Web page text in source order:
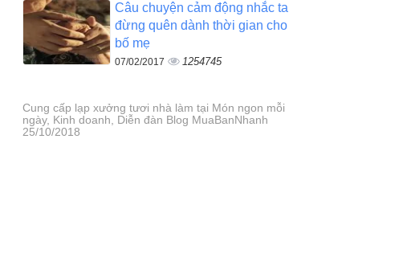
Câu chuyện cảm động nhắc ta
đừng quên dành thời gian cho
bố mẹ
07/02/2017 1254745
Cung cấp lạp xưởng tươi nhà làm tại Món ngon mỗi
ngày, Kinh doanh, Diễn đàn Blog MuaBanNhanh
25/10/2018